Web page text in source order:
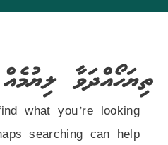
ތިޔަހޯއްދަވާ
what you’re looking
searching can help.